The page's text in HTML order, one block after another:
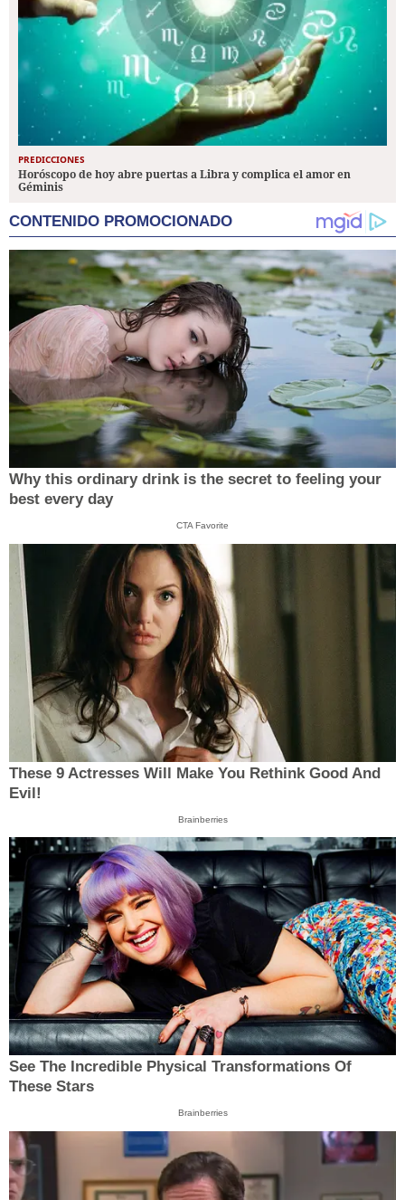
PREDICCIONES
Horóscopo de hoy abre puertas a Libra y complica el amor en
Géminis
CONTENIDO PROMOCIONADO
Why this ordinary drink is the secret to feeling your
best every day
CTA Favorite
These 9 Actresses Will Make You Rethink Good And
Evil!
Brainberries
See The Incredible Physical Transformations Of
These Stars
Brainberries